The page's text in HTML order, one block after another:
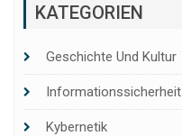
KATEGORIEN
Geschichte Und Kultur
Informationssicherheit
Kybernetik